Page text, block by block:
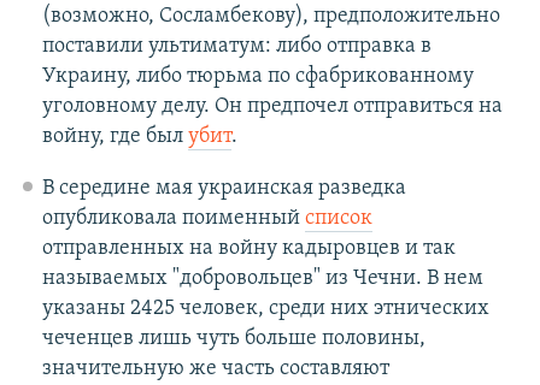
(возможно, Сосламбекову), предположительно
поставили ультиматум: либо отправка в
Украину, либо тюрьма по сфабрикованному
уголовному делу. Он предпочел отправиться на
войну, где был убит.
В середине мая украинская разведка
опубликовала поименный список
отправленных на войну кадыровцев и так
называемых "добровольцев" из Чечни. В нем
указаны 2425 человек, среди них этнических
чеченцев лишь чуть больше половины,
значительную же часть составляют